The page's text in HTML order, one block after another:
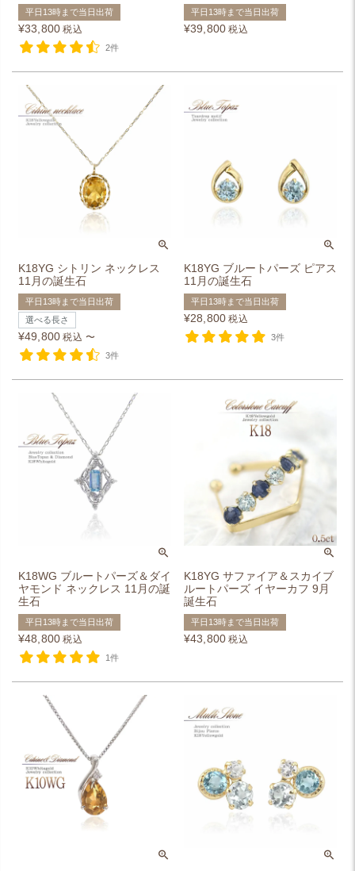
平日13時まで当日出荷
¥33,800 税込
2件
平日13時まで当日出荷
¥39,800 税込
K18YG シトリン ネックレス
11月の誕生石
平日13時まで当日出荷
選べる長さ
¥49,800 税込 〜
3件
K18YG ブルートパーズ ピアス
11月の誕生石
平日13時まで当日出荷
¥28,800 税込
3件
K18WG ブルートパーズ＆ダイ
ヤモンド ネックレス 11月の誕
生石
平日13時まで当日出荷
¥48,800 税込
1件
K18YG サファイア＆スカイブ
ルートパーズ イヤーカフ 9月
誕生石
平日13時まで当日出荷
¥43,800 税込